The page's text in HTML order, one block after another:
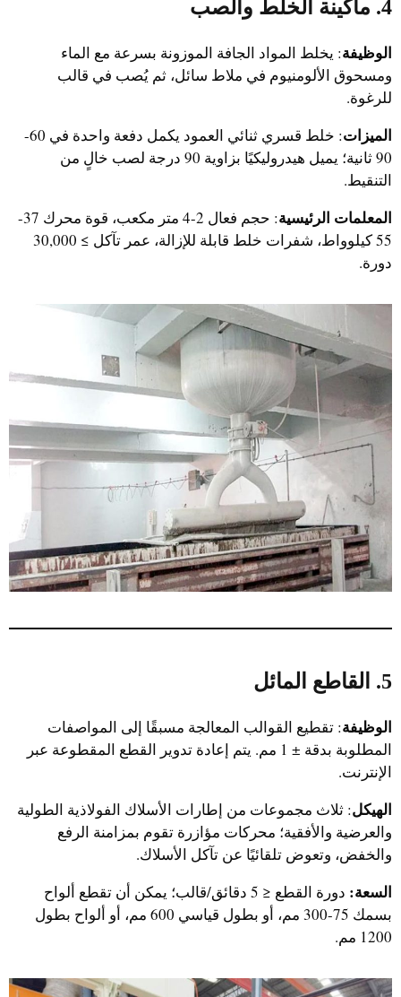
4. ماكينة الخلط والصب
الوظيفة: يخلط المواد الجافة الموزونة بسرعة مع الماء
ومسحوق الألومنيوم في ملاط سائل، ثم يُصب في قالب
للرغوة.
الميزات
: خلط قسري ثنائي العمود يكمل دفعة واحدة في 60-
90 ثانية؛ يميل هيدروليكيًا بزاوية 90 درجة لصب خالٍ من
التنقيط.
المعلمات الرئيسية
: حجم فعال 2-4 متر مكعب، قوة محرك 37-
55 كيلوواط، شفرات خلط قابلة للإزالة، عمر تآكل ≥ 30,000
دورة.
5. القاطع المائل
الوظيفة: تقطيع القوالب المعالجة مسبقًا إلى المواصفات
المطلوبة بدقة ± 1 مم. يتم إعادة تدوير القطع المقطوعة عبر
الإنترنت.
الهيكل: ثلاث مجموعات من إطارات الأسلاك الفولاذية الطولية
والعرضية والأفقية؛ محركات مؤازرة تقوم بمزامنة الرفع
والخفض، وتعوض تلقائيًا عن تآكل الأسلاك.
السعة:
دورة القطع ≤ 5 دقائق/قالب؛ يمكن أن تقطع ألواح
بسمك 75-300 مم، أو بطول قياسي 600 مم، أو ألواح بطول
1200 مم.